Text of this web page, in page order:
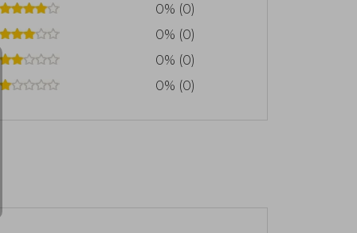
0% (0)
0% (0)
0% (0)
0% (0)